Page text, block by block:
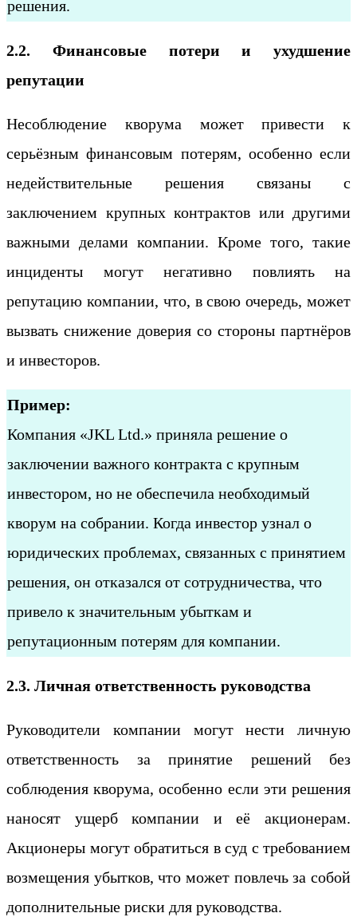
решения.
2.2. Финансовые потери и ухудшение
репутации
Несоблюдение кворума может привести к
серьёзным финансовым потерям, особенно если
недействительные решения связаны с
заключением крупных контрактов или другими
важными делами компании. Кроме того, такие
инциденты могут негативно повлиять на
репутацию компании, что, в свою очередь, может
вызвать снижение доверия со стороны партнёров
и инвесторов.
Пример:
Компания «JKL Ltd.» приняла решение о
заключении важного контракта с крупным
инвестором, но не обеспечила необходимый
кворум на собрании. Когда инвестор узнал о
юридических проблемах, связанных с принятием
решения, он отказался от сотрудничества, что
привело к значительным убыткам и
репутационным потерям для компании.
2.3. Личная ответственность руководства
Руководители компании могут нести личную
ответственность за принятие решений без
соблюдения кворума, особенно если эти решения
наносят ущерб компании и её акционерам.
Акционеры могут обратиться в суд с требованием
возмещения убытков, что может повлечь за собой
дополнительные риски для руководства.